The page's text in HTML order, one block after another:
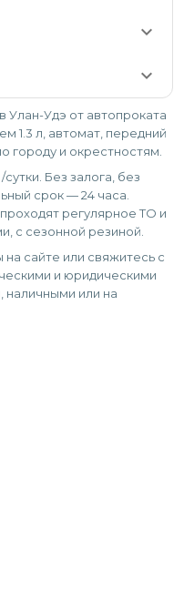
keyboard_arrow_down
keyboard_arrow_down
Улан-Удэ от автопроката
1.3 л, автомат, передний
городу и окрестностям.
Без залога, без
срок — 24 часа.
регулярное ТО и
с сезонной резиной.
сайте или свяжитесь с
и юридическими
наличными или на